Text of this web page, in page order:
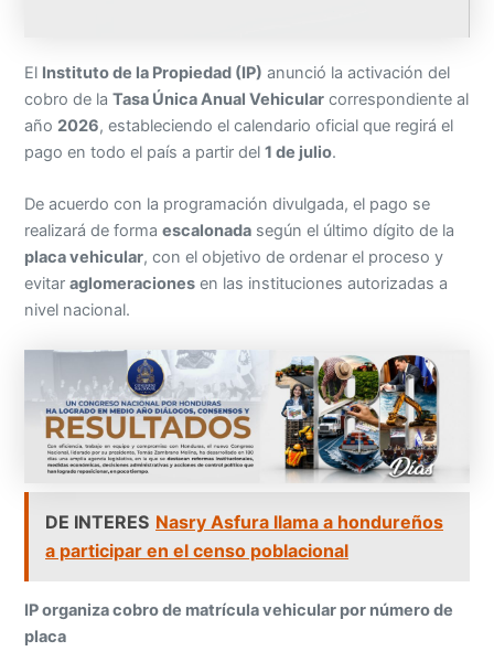
El Instituto de la Propiedad (IP) anunció la activación del
cobro de laTasa Única Anual Vehicular correspondiente al
año 2026, estableciendo el calendario oficial que regirá el
pago en todo el país a partir del1 de julio.
De acuerdo con la programación divulgada, el pago se
realizará de formaescalonada según el último dígito de la
placa vehicular, con el objetivo de ordenar el proceso y
evitaraglomeraciones en las instituciones autorizadas a
nivel nacional.
DE INTERES Nasry Asfura llama a hondureños
a participar en el censo poblacional
IP organiza cobro de matrícula vehicular por número de
placa